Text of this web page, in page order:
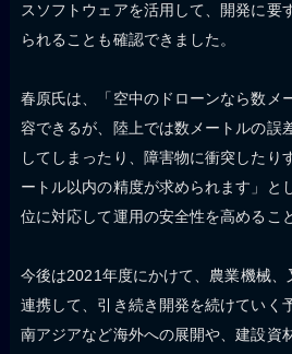
スソフトウェアを活用して、開発に要
られることも確認できました。
春原氏は、「空中のドローンなら数メ
容できるが、陸上では数メートルの誤
してしまったり、障害物に衝突したり
ートル以内の精度が求められます」と
位に対応して運用の安全性を高めるこ
今後は2021年度にかけて、農業機械、
連携して、引き続き開発を続けていく
南アジアなど海外への展開や、建設資